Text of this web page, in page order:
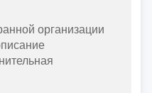
организации